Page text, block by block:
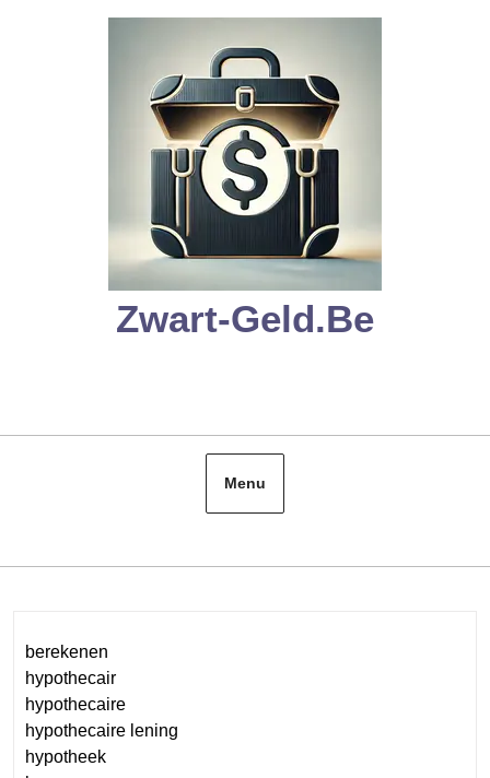
Zwart-Geld.be
Menu
berekenen
hypothecair
hypothecaire
hypothecaire lening
hypotheek